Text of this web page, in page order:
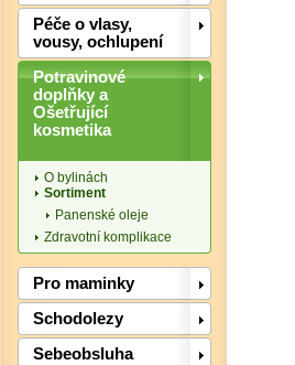
Péče o vlasy,
vousy, ochlupení
Potravinové
doplňky a
Ošetřující
kosmetika
O bylinách
Sortiment
Panenské oleje
Zdravotní komplikace
Pro maminky
Schodolezy
Sebeobsluha